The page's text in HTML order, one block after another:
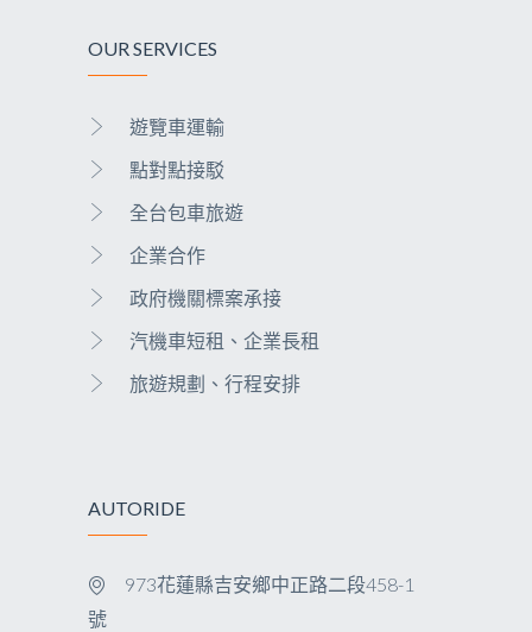
OUR SERVICES
遊覽車運輸
點對點接駁
全台包車旅遊
企業合作
政府機關標案承接
汽機車短租、企業長租
旅遊規劃、行程安排
AUTORIDE
973花蓮縣吉安鄉中正路二段458-1
號